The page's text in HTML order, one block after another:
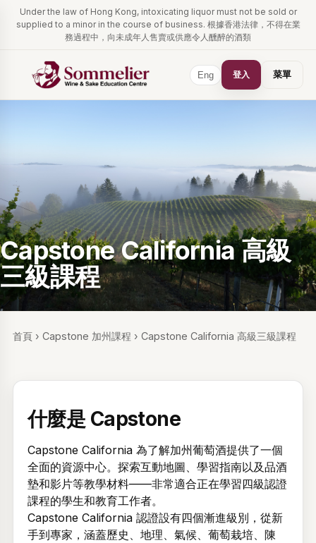
Under the law of Hong Kong, intoxicating liquor must not be sold or
supplied to a minor in the course of business. 根據香港法律，不得在業
務過程中，向未成年人售賣或供應令人醺醉的酒類
Eng 登入 菜單
Capstone California 高級
三級課程
首頁› Capstone 加州課程 › Capstone California 高級三級課程
什麼是 Capstone
Capstone California 為了解加州葡萄酒提供了一個
全面的資源中心。探索互動地圖、學習指南以及品酒
墊和影片等教學材料——非常適合正在學習四級認證
課程的學生和教育工作者。
Capstone California 認證設有四個漸進級別，從新
手到專家，涵蓋歷史、地理、氣候、葡萄栽培、陳